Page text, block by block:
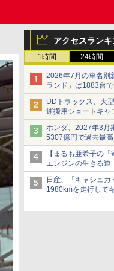
アクセスラン
1時間 24時間
2026年7月の車名別
ランド」は1883台
は2591台で27位に
UDトラックス、大
運搬用ショートキャ
ホンダ、2027年3月
5307億円で過去最
【まるも亜希子の
エンジンの生きる道
日産、「キャシュ
1980kmを走行して